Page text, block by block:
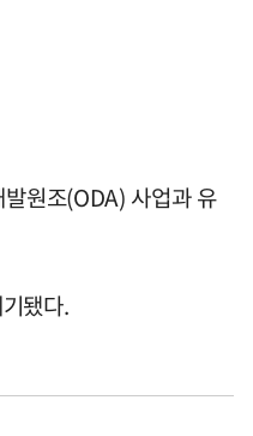
원조(ODA) 사업과 유
됐다.